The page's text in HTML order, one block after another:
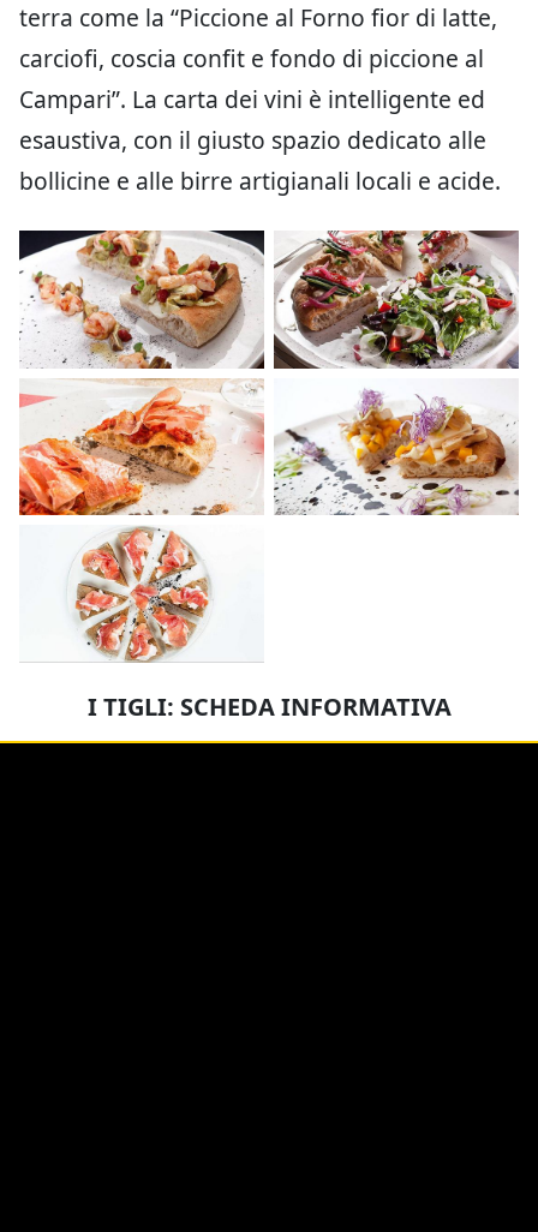
terra come la “Piccione al Forno fior di latte,
carciofi, coscia confit e fondo di piccione al
Campari”. La carta dei vini è intelligente ed
esaustiva, con il giusto spazio dedicato alle
bollicine e alle birre artigianali locali e acide.
I TIGLI: SCHEDA INFORMATIVA